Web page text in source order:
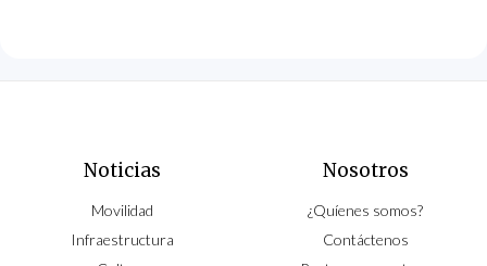
Noticias
Movilidad
Infraestructura
Nosotros
¿Quíenes somos?
Contáctenos